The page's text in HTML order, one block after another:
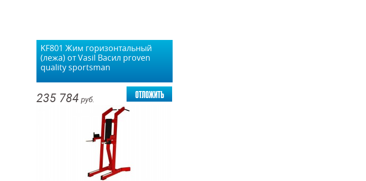
KF801 Жим горизонтальный
(лежа) от Vasil Васил proven
quality sportsman
235 784 руб. отложить